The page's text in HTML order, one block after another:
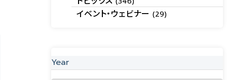
イベント・ウェビナー(29)
Year